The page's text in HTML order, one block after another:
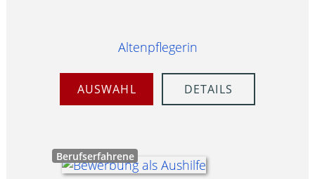
Altenpflegerin
AUSWAHL DETAILS
Berufserfahrene